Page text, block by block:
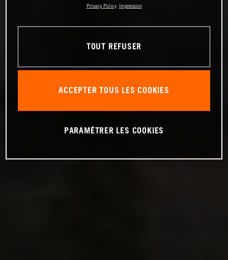
Privacy Policy Impression
TOUT REFUSER
ACCEPTER TOUS LES COOKIES
PARAMÉTRER LES COOKIES